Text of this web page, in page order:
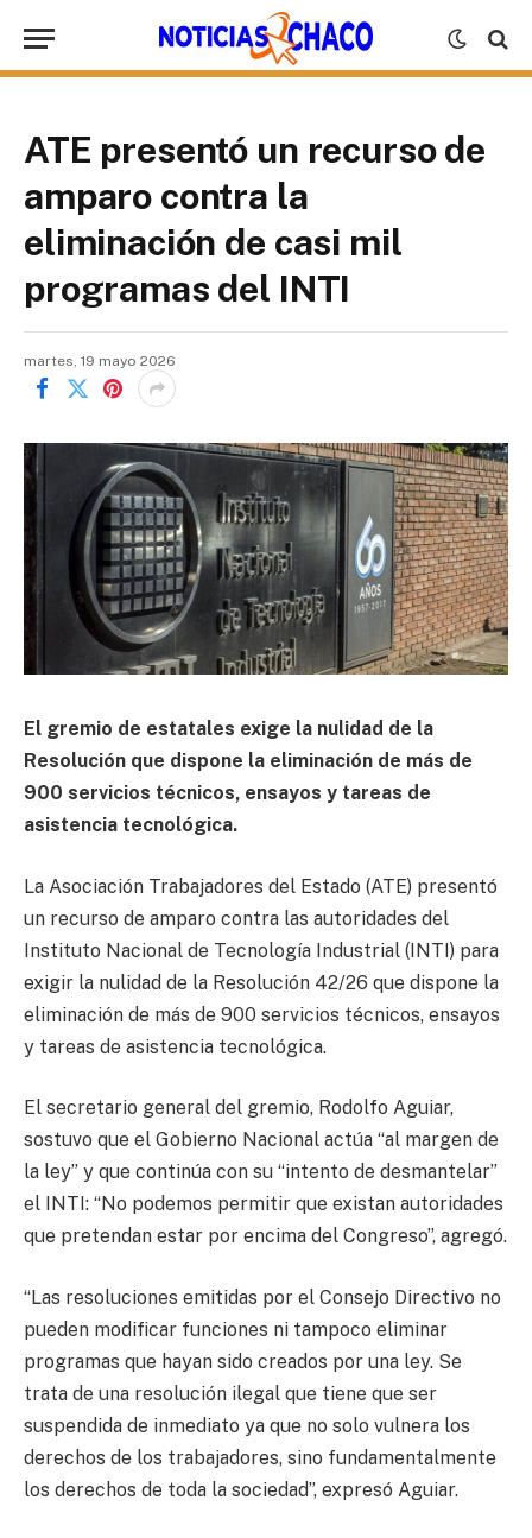
ATE presentó un recurso de
amparo contra la
eliminación de casi mil
programas del INTI
martes, 19 mayo 2026
El gremio de estatales exige la nulidad de la
Resolución que dispone la eliminación de más de
900 servicios técnicos, ensayos y tareas de
asistencia tecnológica.
La Asociación Trabajadores del Estado (ATE) presentó
un recurso de amparo contra las autoridades del
Instituto Nacional de Tecnología Industrial (INTI) para
exigir la nulidad de la Resolución 42/26 que dispone la
eliminación de más de 900 servicios técnicos, ensayos
y tareas de asistencia tecnológica.
El secretario general del gremio, Rodolfo Aguiar,
sostuvo que el Gobierno Nacional actúa “al margen de
la ley” y que continúa con su “intento de desmantelar”
el INTI: “No podemos permitir que existan autoridades
que pretendan estar por encima del Congreso”, agregó.
“Las resoluciones emitidas por el Consejo Directivo no
pueden modificar funciones ni tampoco eliminar
programas que hayan sido creados por una ley. Se
trata de una resolución ilegal que tiene que ser
suspendida de inmediato ya que no solo vulnera los
derechos de los trabajadores, sino fundamentalmente
los derechos de toda la sociedad”, expresó Aguiar.